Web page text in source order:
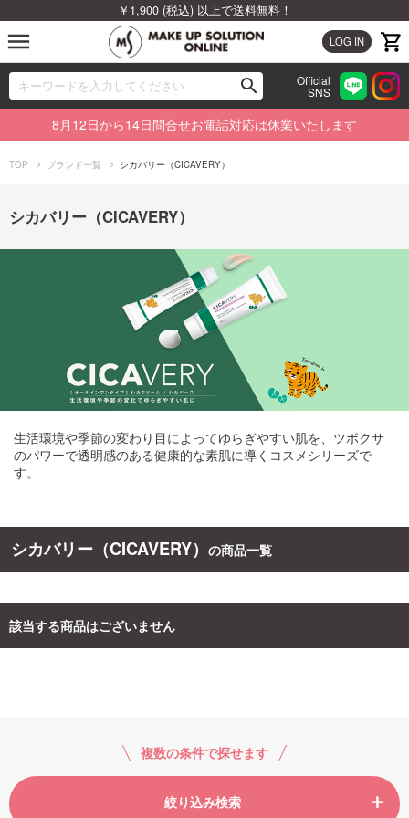
￥1,900 (税込) 以上で送料無料！
LOG IN
menu
search
00
Official
SNS
ブランドから探す
カテゴリから探す
ビューティジャーナルから探す
ご利用ガイド
ログイン・新規会員登録
8月12日から14日問合せお電話対応は休業いたします
TOP ブランド一覧 シカバリー（CICAVERY）
シカバリー（CICAVERY）
生活環境や季節の変わり目によってゆらぎやすい肌を、ツボクサ
のパワーで透明感のある健康的な素肌に導くコスメシリーズで
す。
シカバリー（CICAVERY） の商品一覧
該当する商品はございません
複数の条件で探せます
絞り込み検索